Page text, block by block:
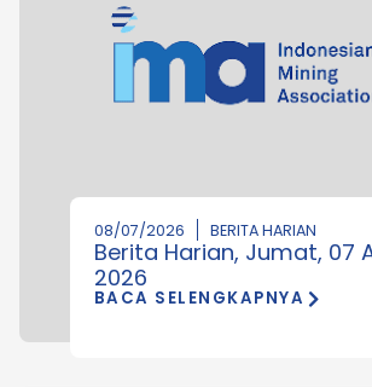
08/07/2026 BERITA HARIAN
Berita Harian, Jumat, 07
2026
BACA SELENGKAPNYA